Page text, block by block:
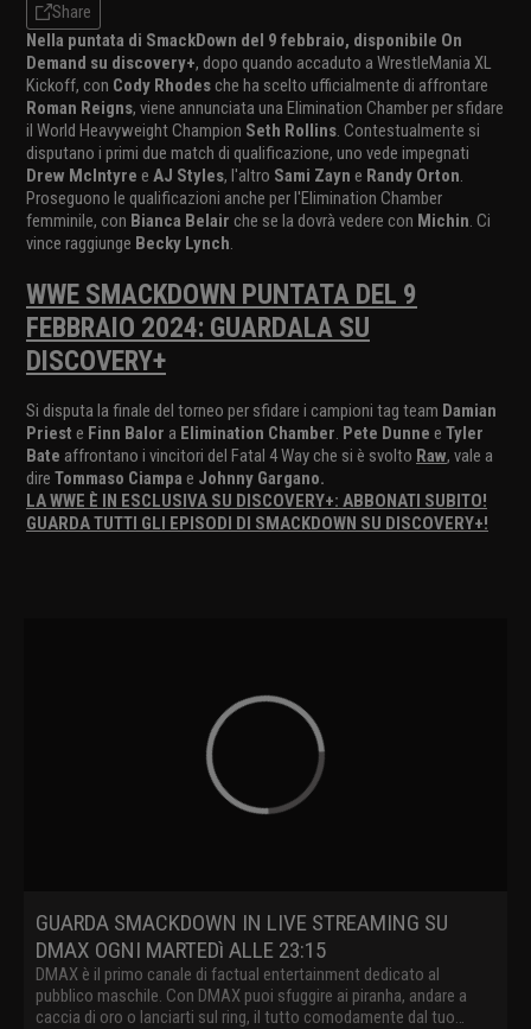
Share
Nella puntata di SmackDown del 9 febbraio, disponibile On
Demand su discovery+, dopo quando accaduto a WrestleMania XL
Kickoff, con Cody Rhodesche ha scelto ufficialmente di affrontare
Roman Reigns, viene annunciata una Elimination Chamber per sfidare
il World Heavyweight Champion Seth Rollins. Contestualmente si
disputano i primi due match di qualificazione, uno vede impegnati
Drew McIntyre e AJ Styles, l'altro Sami Zayn e Randy Orton.
Proseguono le qualificazioni anche per l'Elimination Chamber
femminile, con Bianca Belair che se la dovrà vedere con Michin. Ci
vince raggiunge Becky Lynch.
WWE SMACKDOWN PUNTATA DEL 9
FEBBRAIO 2024: GUARDALA SU
DISCOVERY+
Si disputa la finale del torneo per sfidare i campioni tag team Damian
Priest e Finn Balor a Elimination Chamber. Pete Dunne e Tyler
Bate affrontano i vincitori del Fatal 4 Way che si è svolto Raw, vale a
dire Tommaso Ciampa e Johnny Gargano.
LA WWE È IN ESCLUSIVA SU DISCOVERY+: ABBONATI SUBITO!
GUARDA TUTTI GLI EPISODI DI SMACKDOWN SU DISCOVERY+!
GUARDA SMACKDOWN IN LIVE STREAMING SU
DMAX OGNI MARTEDì ALLE 23:15
DMAX è il primo canale di factual entertainment dedicato al
pubblico maschile. Con DMAX puoi sfuggire ai piranha, andare a
caccia di oro o lanciarti sul ring, il tutto comodamente dal tuo